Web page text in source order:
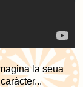
la seua